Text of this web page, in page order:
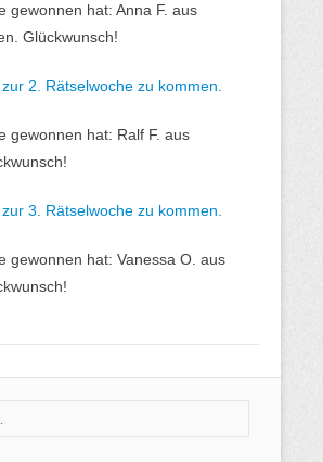
gewonnen hat: Anna F. aus
Glückwunsch!
2. Rätselwoche zu kommen.
gewonnen hat: Ralf F. aus
3. Rätselwoche zu kommen.
gewonnen hat: Vanessa O. aus